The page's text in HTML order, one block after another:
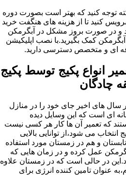
توجه کنید که بهتر است بصورت دوره
کنید تا از هزینه های هنگفت خرید
و در صورت بروز مشکل در آبگرمکن
کمک بگیرید.با نصب اپلیکیشن
ای و متخصص دسترسی دارید.
انواع پکیج توسط پکیج
چادگان
سال های اخیر جای خود را در منازل
ای است که این وسایل دیده
که تعمیر آن ها کار هر کسی نیست
انتخاب می شود،از توانایی بالایی
و هم در زمستان مورد استفاده
عمل کرده و در زمان هایی که
در حالی است که در زمستان علاوه
عنوان تامین کننده انرژی برای